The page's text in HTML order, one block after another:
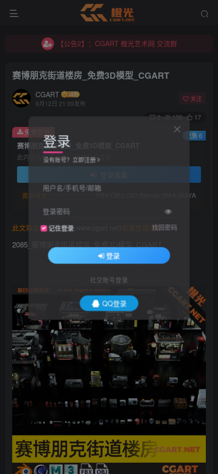
【公告2】：CGART 橙光艺术网 交流群
【公告2】：CGART 橙光艺术网 交流群
赛博朋克街道楼房_免费3D模型_CGART
CGART
9月12日 21:39发布
关注
0 136 17
赛博朋克街道楼房_免费3D模型_CGART
此内容为免费资源，请登录后查看
资源格式： FBX,OBJ,C4D,Blender,MAX,MAYA
免费资源 已售 6
此文章由 橙光艺术网(www.cgart.net) 收集整理发布
2085_赛博朋克街道楼房_免费3D模型_CGART
登录
没有账号？立即注册
用户名/手机号/邮箱
登录密码
记住登录 找回密码
登录
社交账号登录
QQ登录